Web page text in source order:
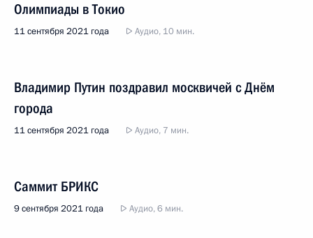
Олимпиады в Токио
11 сентября 2021 года Аудио, 10 мин.
Владимир Путин поздравил москвичей с Днём
города
11 сентября 2021 года Аудио, 7 мин.
Саммит БРИКС
9 сентября 2021 года Аудио, 6 мин.